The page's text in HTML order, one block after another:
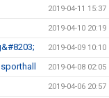
2019-04-11 15:37
2019-04-10 20:19
2019-04-09 10:10
2019-04-08 02:05
2019-04-06 20:57